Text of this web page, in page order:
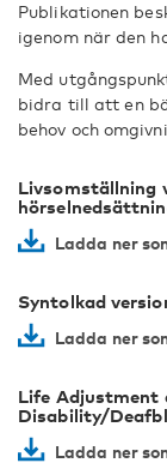
Publikationen
igenom när den
Med
bidra till att en
behov och
Livsomställning
Ladda ner
Syntolkad
Ladda ner
Life Adjustment
Disability/
Ladda ner